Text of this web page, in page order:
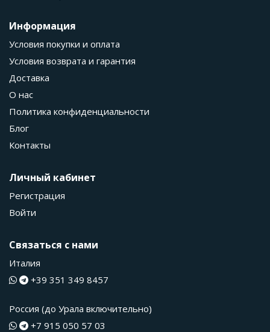
Информация
Условия покупки и оплата
Условия возврата и гарантия
Доставка
О нас
Политика конфиденциальности
Блог
Контакты
Личный кабинет
Регистрация
Войти
Связаться с нами
Италия
+39 351 349 8457
Россия (до Урала включительно)
+7 915 050 57 03